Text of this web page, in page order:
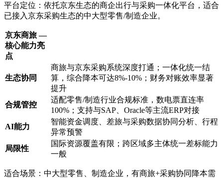
平台定位：依托京东生态的商企出行与采购一体化平台，适合
已接入京东采购生态的中大型零售/制造企业。
京东商旅 —
核心能力亮
点
生态协同
商旅与京东采购系统深度打通；一体化统一结
算，综合降本可达8%-10%；财务对账效率显著
提升
合规管控
适配零售/制造行业合规标准，数电票直连率
100%；支持与SAP、Oracle等主流ERP对接
AI能力
智能资金调度、差旅与采购数据协同分析、行程
异常预警
局限性
国际资源覆盖有限；跨区域多主体统一差标能力
一般
适合场景：中大型零售、制造企业，有商旅+采购协同降本需